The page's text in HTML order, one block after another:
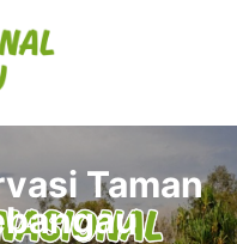
Taman